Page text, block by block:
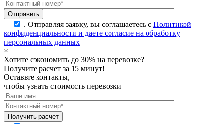
. Отправляя заявку, вы соглашаетесь с Политикой
конфиденциальности и даете согласие на обработку
персональных данных
×
Хотите сэкономить до 30% на перевозке?
Получите расчет за 15 минут!
Оставьте контакты,
чтобы узнать стоимость перевозки